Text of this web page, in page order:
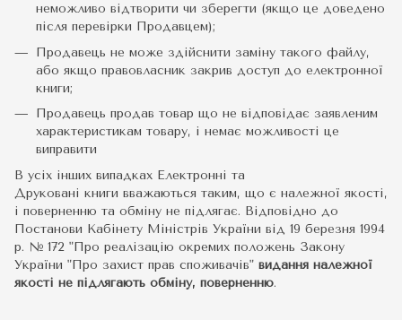
неможливо відтворити чи зберегти (якщо це доведено
після перевірки Продавцем);
Продавець не може здійснити заміну такого файлу,
або якщо правовласник закрив доступ до електронної
книги;
Продавець продав товар що не відповідає заявленим
характеристикам товару, і немає можливості це
виправити
В усіх інших випадках Електронні та
Друковані книги вважаються таким, що є належної якості,
і поверненню та обміну не підлягає. Відповідно до
Постанови Кабінету Міністрів України від 19 березня 1994
р. № 172 "Про реалізацію окремих положень Закону
України "Про захист прав споживачів" видання належної
якості не підлягають обміну, поверненню.